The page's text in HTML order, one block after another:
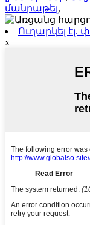
մանրաթել,
Ուղարկել էլ.
x